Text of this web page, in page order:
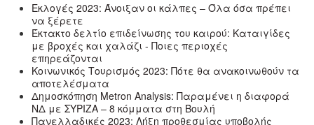
Εκλογές 2023: Άνοιξαν οι κάλπες – Όλα όσα πρέπει
να ξέρετε
Έκτακτο δελτίο επιδείνωσης του καιρού: Καταιγίδες
με βροχές και χαλάζι - Ποιες περιοχές
επηρεάζονται
Κοινωνικός Τουρισμός 2023: Πότε θα ανακοινωθούν τα
αποτελέσματα
Δημοσκόπηση Metron Analysis: Παραμένει η διαφορά
ΝΔ με ΣΥΡΙΖΑ – 8 κόμματα στη Βουλή
Πανελλαδικές 2023: Λήξη προθεσμίας υποβολής